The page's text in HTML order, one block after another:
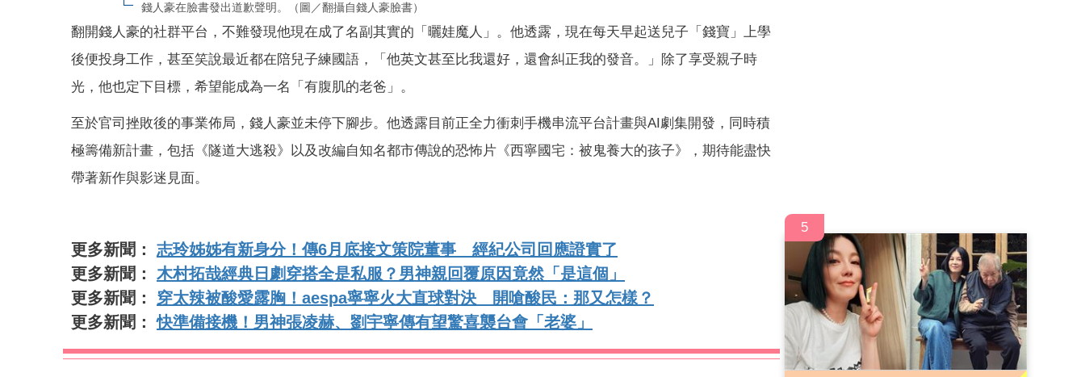
錢人豪在臉書發出道歉聲明。（圖／翻攝自錢人豪臉書）
翻開錢人豪的社群平台，不難發現他現在成了名副其實的「曬娃魔人」。他透露，現在每天早起送兒子「錢寶」上學
後便投身工作，甚至笑說最近都在陪兒子練國語，「他英文甚至比我還好，還會糾正我的發音。」除了享受親子時
光，他也定下目標，希望能成為一名「有腹肌的老爸」。
至於官司挫敗後的事業佈局，錢人豪並未停下腳步。他透露目前正全力衝刺手機串流平台計畫與AI劇集開發，同時積
極籌備新計畫，包括《隧道大逃殺》以及改編自知名都市傳說的恐怖片《西寧國宅：被鬼養大的孩子》，期待能盡快
帶著新作與影迷見面。
更多新聞： 志玲姊姊有新身分！傳6月底接文策院董事 經紀公司回應證實了
更多新聞： 木村拓哉經典日劇穿搭全是私服？男神親回覆原因竟然「是這個」
更多新聞： 穿太辣被酸愛露胸！aespa寧寧火大直球對決 開嗆酸民：那又怎樣？
更多新聞：快準備接機！男神張凌赫、劉宇寧傳有望驚喜襲台會「老婆」
5